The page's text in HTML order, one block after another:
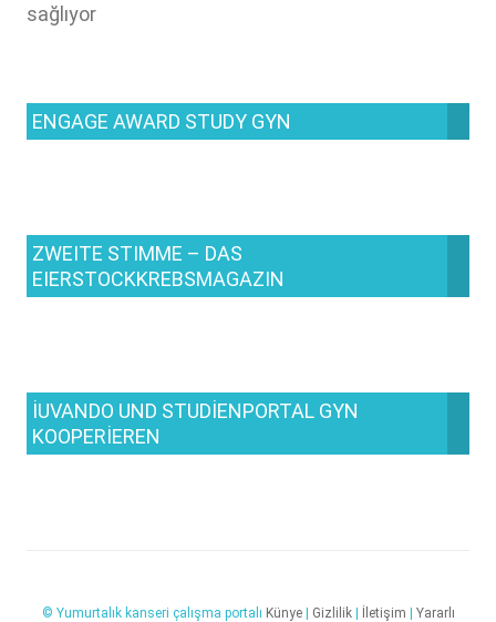
sağlıyor
ENGAGE AWARD STUDY GYN
ZWEITE STIMME – DAS
EIERSTOCKKREBSMAGAZIN
IUVANDO UND STUDIENPORTAL GYN
KOOPERIEREN
© Yumurtalık kanseri çalışma portalı Künye| Gizlilik| İletişim | Yararlı